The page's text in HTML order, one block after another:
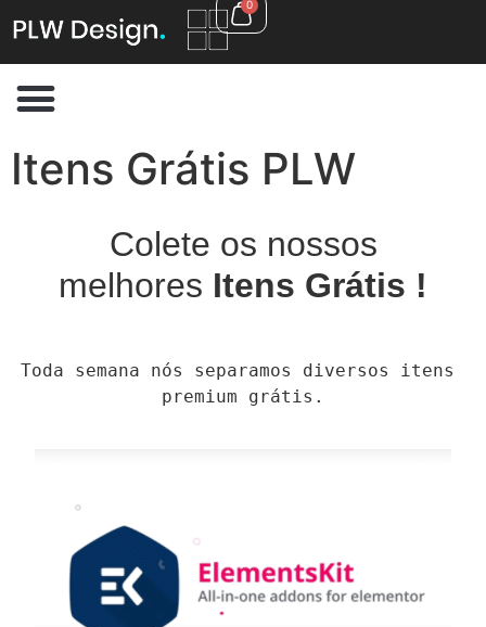
0
Itens Grátis PLW
Colete os nossos
melhores Itens Grátis !
Toda semana nós separamos diversos itens
premium grátis.